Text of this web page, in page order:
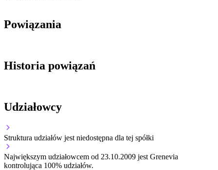
Powiązania
Historia powiązań
Udziałowcy
Struktura udziałów jest niedostępna dla tej spółki
Największym udziałowcem od 23.10.2009 jest Grenevia
kontrolująca 100% udziałów.